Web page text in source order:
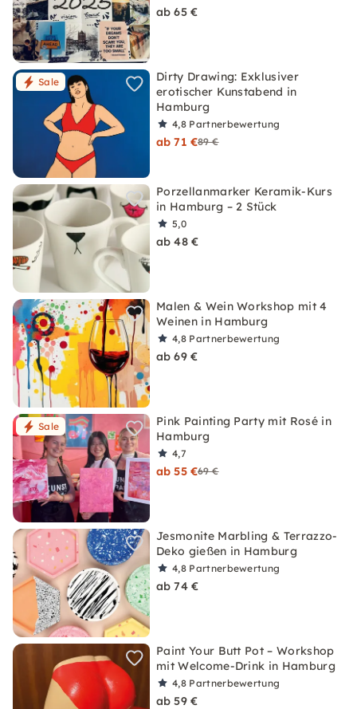
ab 65 €
Sale
Dirty Drawing: Exklusiver
erotischer Kunstabend in
Hamburg
4,8 Partnerbewertung
ab 71 €89 €
Porzellanmarker Keramik-Kurs
in Hamburg – 2 Stück
5,0
ab 48 €
Malen & Wein Workshop mit 4
Weinen in Hamburg
4,8 Partnerbewertung
ab 69 €
Sale
Pink Painting Party mit Rosé in
Hamburg
4,7
ab 55 €69 €
Jesmonite Marbling & Terrazzo-
Deko gießen in Hamburg
4,8 Partnerbewertung
ab 74 €
Paint Your Butt Pot – Workshop
mit Welcome-Drink in Hamburg
4,8 Partnerbewertung
ab 59 €